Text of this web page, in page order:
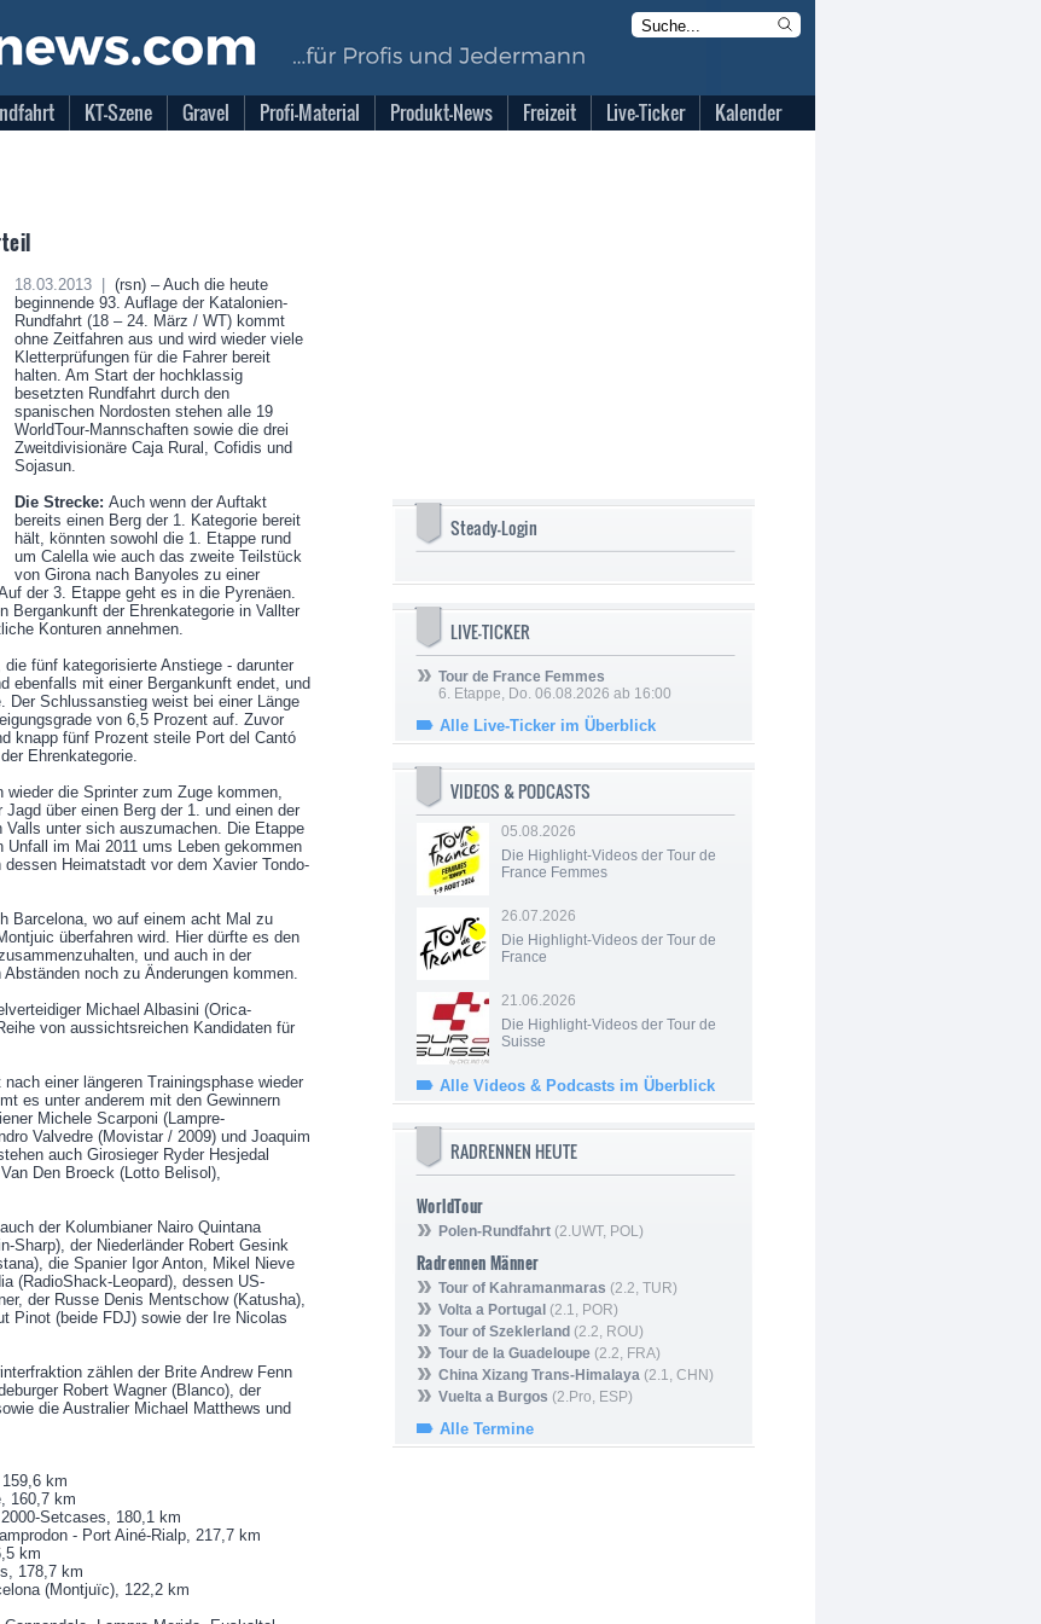
KT-Szene Gravel Profi-Material Produkt-News Freizeit Live-Ticker Kalender
18.03.2013 |
(rsn) – Auch die heute
beginnende 93. Auflage der Katalonien-
Rundfahrt (18 – 24. März / WT) kommt
ohne Zeitfahren aus und wird wieder viele
Kletterprüfungen für die Fahrer bereit
halten. Am Start der hochklassig
besetzten Rundfahrt durch den
spanischen Nordosten stehen alle 19
WorldTour-Mannschaften sowie die drei
Zweitdivisionäre Caja Rural, Cofidis und
Sojasun.
Die Strecke: Auch wenn der Auftakt
bereits einen Berg der 1. Kategorie bereit
hält, könnten sowohl die 1. Etappe rund
um Calella wie auch das zweite Teilstück
von Girona nach Banyoles zu einer
der 3. Etappe geht es in die Pyrenäen.
Bergankunft der Ehrenkategorie in Vallter
Konturen annehmen.
fünf kategorisierte Anstiege - darunter
ebenfalls mit einer Bergankunft endet, und
Der Schlussanstieg weist bei einer Länge
von 6,5 Prozent auf. Zuvor
knapp fünf Prozent steile Port del Cantó
Ehrenkategorie.
die Sprinter zum Zuge kommen,
über einen Berg der 1. und einen der
unter sich auszumachen. Die Etappe
im Mai 2011 ums Leben gekommen
Heimatstadt vor dem Xavier Tondo-
Barcelona, wo auf einem acht Mal zu
überfahren wird. Hier dürfte es den
und auch in der
noch zu Änderungen kommen.
Michael Albasini (Orica-
von aussichtsreichen Kandidaten für
einer längeren Trainingsphase wieder
es unter anderem mit den Gewinnern
Michele Scarponi (Lampre-
Valvedre (Movistar / 2009) und Joaquim
auch Girosieger Ryder Hesjedal
Den Broeck (Lotto Belisol),
der Kolumbianer Nairo Quintana
Sharp), der Niederländer Robert Gesink
die Spanier Igor Anton, Mikel Nieve
(RadioShack-Leopard), dessen US-
der Russe Denis Mentschow (Katusha),
Pinot (beide FDJ) sowie der Ire Nicolas
zählen der Brite Andrew Fenn
Robert Wagner (Blanco), der
die Australier Michael Matthews und
km
160,7 km
Setcases, 180,1 km
- Port Ainé-Rialp, 217,7 km
km
178,7 km
(Montjuïc), 122,2 km
Steady-Login
LIVE-TICKER
Tour de France Femmes
6. Etappe, Do. 06.08.2026 ab 16:00
Alle Live-Ticker im Überblick
VIDEOS & PODCASTS
05.08.2026
Die Highlight-Videos der Tour de
France Femmes
26.07.2026
Die Highlight-Videos der Tour de
France
21.06.2026
Die Highlight-Videos der Tour de
Suisse
Alle Videos & Podcasts im Überblick
RADRENNEN HEUTE
WorldTour
Polen-Rundfahrt (2.UWT, POL)
Radrennen Männer
Tour of Kahramanmaras (2.2, TUR)
Volta a Portugal (2.1, POR)
Tour of Szeklerland (2.2, ROU)
Tour de la Guadeloupe (2.2, FRA)
China Xizang Trans-Himalaya (2.1, CHN)
Vuelta a Burgos (2.Pro, ESP)
Alle Termine